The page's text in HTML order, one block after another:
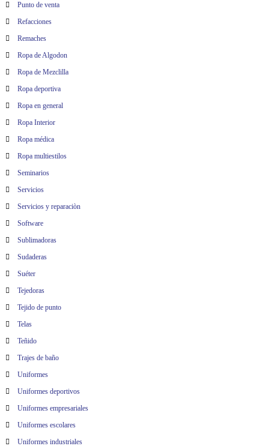
Punto de venta
Refacciones
Remaches
Ropa de Algodon
Ropa de Mezclilla
Ropa deportiva
Ropa en general
Ropa Interior
Ropa médica
Ropa multiestilos
Seminarios
Servicios
Servicios y reparaciòn
Software
Sublimadoras
Sudaderas
Suéter
Tejedoras
Tejido de punto
Telas
Teñido
Trajes de baño
Uniformes
Uniformes deportivos
Uniformes empresariales
Uniformes escolares
Uniformes industriales